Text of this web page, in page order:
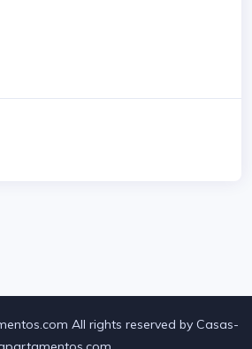
All rights reserved by Casas-